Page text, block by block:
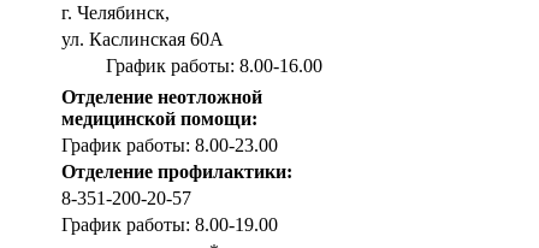
г. Челябинск,
ул. Каслинская 60А
График работы: 8.00-16.00
Отделение неотложной
медицинской помощи:
График работы: 8.00-23.00
Отделение профилактики:
8-351-200-20-57
График работы: 8.00-19.00